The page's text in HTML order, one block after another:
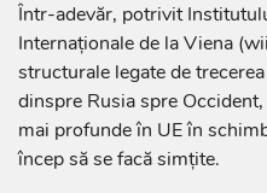
Într-adevăr, potrivit
Internaționale de la Viena
structurale legate de
dinspre Rusia spre
mai profunde în UE în
încep să se facă simțite.